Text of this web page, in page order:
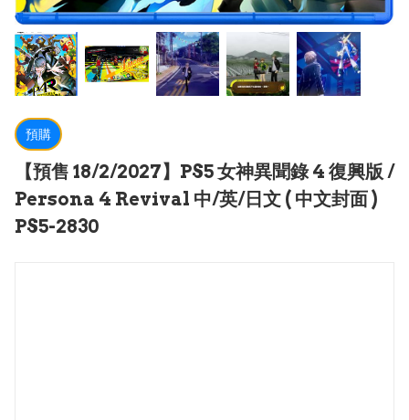
預購
【預售 18/2/2027】PS5 女神異聞錄 4 復興版 /
Persona 4 Revival 中/英/日文 ( 中文封面 )
PS5-2830